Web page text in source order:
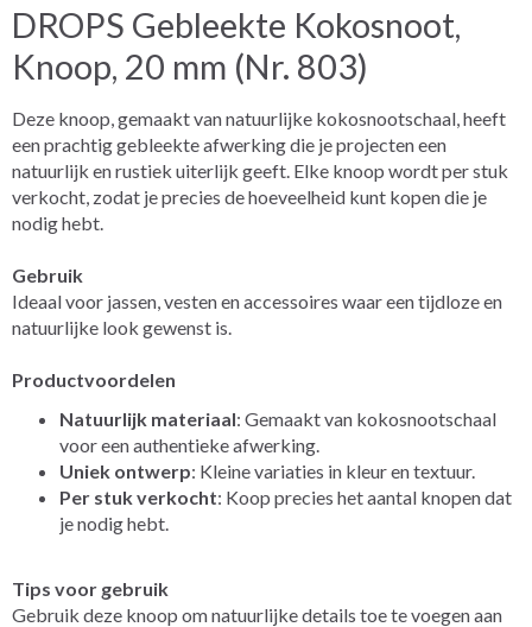
DROPS Gebleekte Kokosnoot,
Knoop, 20 mm (Nr. 803)
Deze knoop, gemaakt van natuurlijke kokosnootschaal, heeft
een prachtig gebleekte afwerking die je projecten een
natuurlijk en rustiek uiterlijk geeft. Elke knoop wordt per stuk
verkocht, zodat je precies de hoeveelheid kunt kopen die je
nodig hebt.
Gebruik
Ideaal voor jassen, vesten en accessoires waar een tijdloze en
natuurlijke look gewenst is.
Productvoordelen
Natuurlijk materiaal: Gemaakt van kokosnootschaal
voor een authentieke afwerking.
Uniek ontwerp: Kleine variaties in kleur en textuur.
Per stuk verkocht: Koop precies het aantal knopen dat
je nodig hebt.
Tips voor gebruik
Gebruik deze knoop om natuurlijke details toe te voegen aan